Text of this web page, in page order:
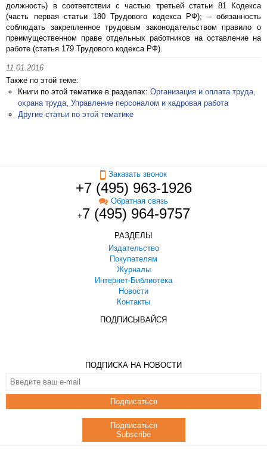
должность) в соответствии с частью третьей статьи 81 Кодекса
(часть первая статьи 180 Трудового кодекса РФ); – обязанность
соблюдать закрепленное трудовым законодательством правило о
преимущественном праве отдельных работников на оставление на
работе (статья 179 Трудового кодекса РФ).
11.01.2016
Также по этой теме:
Книги по этой тематике в разделах: Организация и оплата труда,
охрана труда Управление персоналом и кадровая работа
Другие статьи по этой тематике
Заказать звонок
+7 (495) 963-1926
Обратная связь
+7 (495) 964-9757
РАЗДЕЛЫ
Издательство
Покупателям
Журналы
Интернет-Библиотека
Новости
Контакты
ПОДПИСЫВАЙСЯ
ПОДПИСКА НА НОВОСТИ
Подписаться
Подписаться
Subscribe